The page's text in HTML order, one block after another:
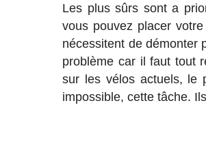
Les plus sûrs sont a
vous pouvez placer
nécessitent de démonter
problème car il faut tout
sur les vélos actuels, le
impossible, cette tâche.